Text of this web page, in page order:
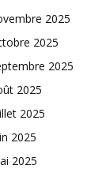
2025
2025
2025
2025
2025
2025
2025